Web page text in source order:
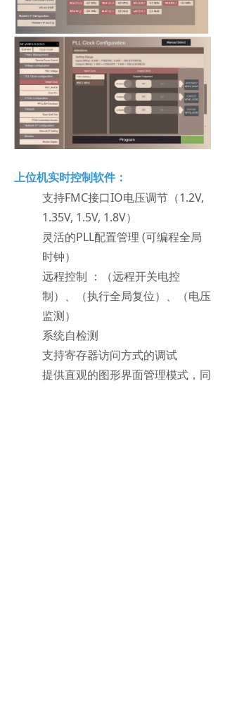
上位机实时控制软件：
支持FMC接口IO电压调节（1.2V,
1.35V, 1.5V, 1.8V）
灵活的PLL配置管理 (可编程全局
时钟）
远程控制 ：（远程开关电控
制）、（执行全局复位）、（电压
监测）
系统自检测
支持寄存器访问方式的调试
提供直观的图形界面管理模式，同